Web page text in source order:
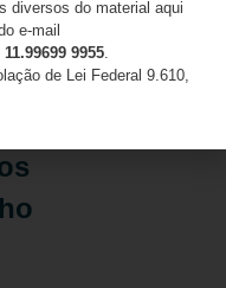
diversos do material aqui
e-mail
11.99699 9955
de Lei Federal 9.610,